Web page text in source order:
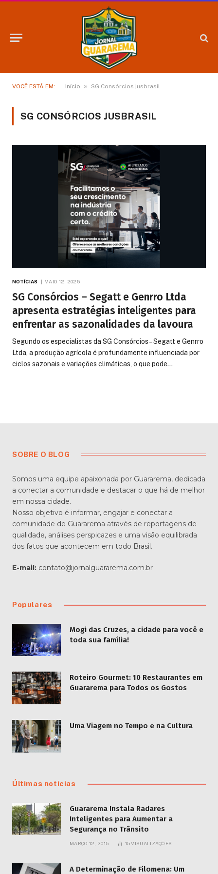
VOCÊ ESTÁ EM: Início » SG Consórcios jusbrasil
SG CONSÓRCIOS JUSBRASIL
NOTÍCIAS MAIO 12, 2025
SG Consórcios – Segatt e Genrro Ltda
apresenta estratégias inteligentes para
enfrentar as sazonalidades da lavoura
Segundo os especialistas da SG Consórcios – Segatt e Genrro
Ltda, a produção agrícola é profundamente influenciada por
ciclos sazonais e variações climáticas, o que pode…
SOBRE O BLOG
Somos uma equipe apaixonada por Guararema, dedicada
a conectar a comunidade e destacar o que há de melhor
em nossa cidade.
Nosso objetivo é informar, engajar e conectar a
comunidade de Guararema através de reportagens de
qualidade, análises perspicazes e uma visão equilibrada
dos fatos que acontecem em todo Brasil.
E-mail: contato@jornalguararema.com.br
Populares
Mogi das Cruzes, a cidade para você e
toda sua família!
Roteiro Gourmet: 10 Restaurantes em
Guararema para Todos os Gostos
Uma Viagem no Tempo e na Cultura
Últimas notícias
Guararema Instala Radares
Inteligentes para Aumentar a
Segurança no Trânsito
MARÇO 12, 2015 15VISUALIZAÇÕES
A Determinação de Filomena: Um